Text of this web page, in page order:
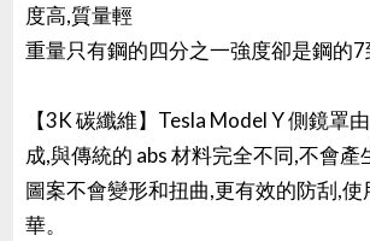
度高,質量輕
重量只有鋼的四分之一強度卻是鋼的
【3K 碳纖維】Tesla Model Y 側鏡罩
成,與傳統的 abs 材料完全不同,不會
圖案不會變形和扭曲,更有效的防刮,使
華。